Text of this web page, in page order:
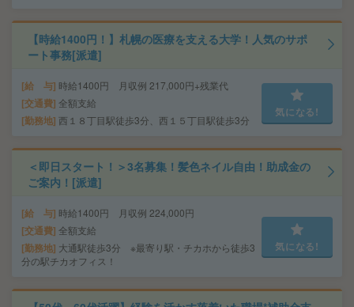
【時給1400円！】札幌の医療を支える大学！人気のサポ
ート事務[派遣]
給 与 時給1400円 月収例 217,000円+残業代
交通費 全額支給
勤務地 西１８丁目駅徒歩3分、西１５丁目駅徒歩3分
気になる!
＜即日スタート！＞3名募集！髪色ネイル自由！助成金の
ご案内！[派遣]
給 与 時給1400円 月収例 224,000円
交通費 全額支給
勤務地 大通駅徒歩3分 ※最寄り駅・チカホから徒歩3
分の駅チカオフィス！
気になる!